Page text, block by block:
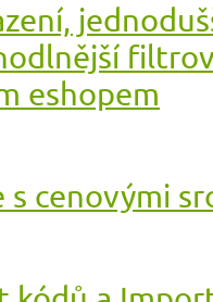
eshopem
s cenovými